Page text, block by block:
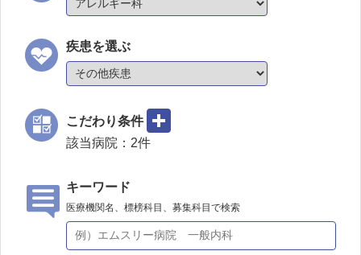
疾患を選ぶ
こだわり条件
該当病院： 2件
キーワード
医療機関名、標榜科目、募集科目で検索